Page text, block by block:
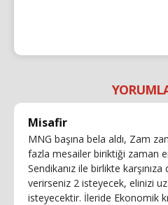
Misafir
MNG başına bela aldı, Zam
fazla mesailer biriktiği zaman
Sendikanız ile birlikte karşınıza
verirseniz 2 isteyecek, elinizi
isteyecektir. İleride Ekonomik